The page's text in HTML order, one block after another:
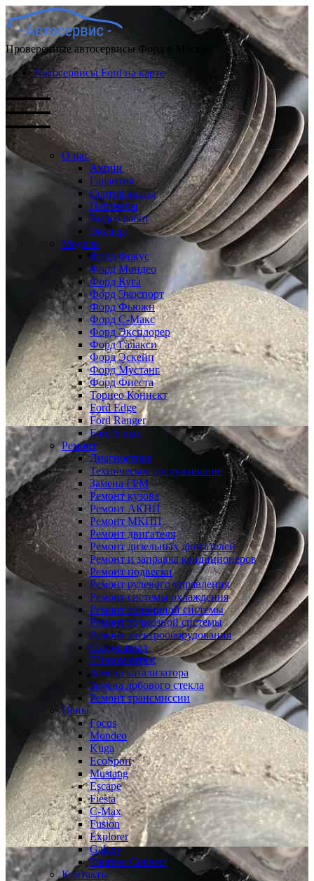
Проверенные автосервисы Форд в Москве
Автосервисы Ford на карте
О нас
Акции
Гарантия
Сертификаты
Партнёры
Видео работ
Эксперт
Модели
Форд Фокус
Форд Мондео
Форд Куга
Форд Экоспорт
Форд Фьюжн
Форд С-Макс
Форд Эксплорер
Форд Галакси
Форд Эскейп
Форд Мустанг
Форд Фиеста
Торнео Коннект
Ford Edge
Ford Ranger
Ford S max
Ремонт
Диагностика
Техническое обслуживание
Замена ГРМ
Ремонт кузова
Ремонт АКПП
Ремонт МКПП
Ремонт двигателя
Ремонт дизельных двигателей
Ремонт и заправка кондиционеров
Ремонт подвески
Ремонт рулевого управления
Ремонт системы охлаждения
Ремонт топливной системы
Ремонт тормозной системы
Ремонт электрооборудования
Сход-развал
Шиномонтаж
Замена катализатора
Замена лобового стекла
Ремонт трансмиссии
Цены
Focus
Mondeo
Kuga
EcoSport
Mustang
Escape
Fiesta
C-Max
Fusion
Explorer
Galaxy
Tourneo Connect
Контакты